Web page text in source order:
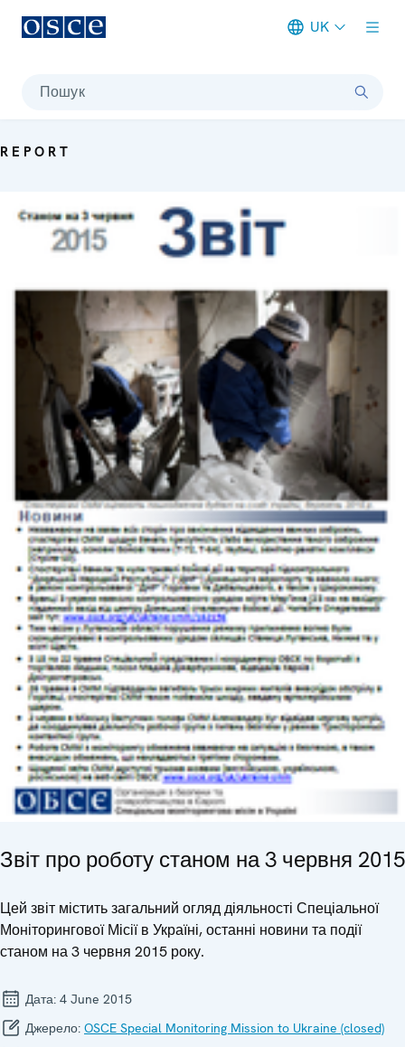
UK
Пошук
REPORT
Звіт про роботу станом на 3 червня 2015
Цей звіт містить загальний огляд діяльності Спеціальної
Моніторингової Місії в Україні, останні новини та події
станом на 3 червня 2015 року.
Дата: 4 June 2015
Джерело: OSCE Special Monitoring Mission to Ukraine (closed)